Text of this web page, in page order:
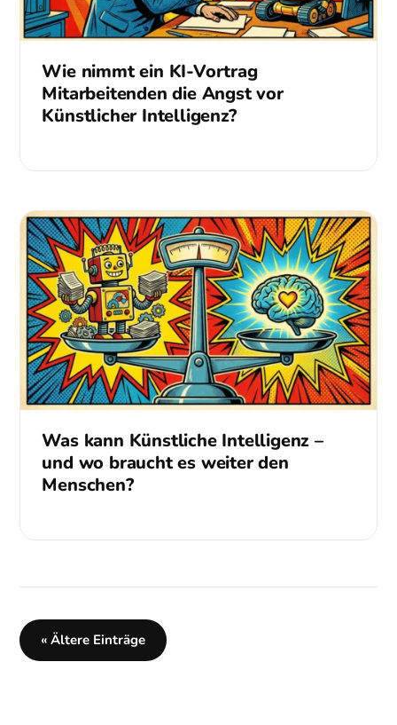
Wie nimmt ein KI-Vortrag
Mitarbeitenden die Angst vor
Künstlicher Intelligenz?
Was kann Künstliche Intelligenz –
und wo braucht es weiter den
Menschen?
« Ältere Einträge